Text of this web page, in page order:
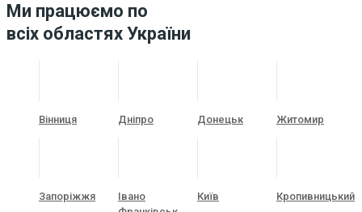
Ми працюємо по
всіх областях України
Вінниця Дніпро Донецьк Житомир
Запоріжжя
Івано
Київ Кропивницький